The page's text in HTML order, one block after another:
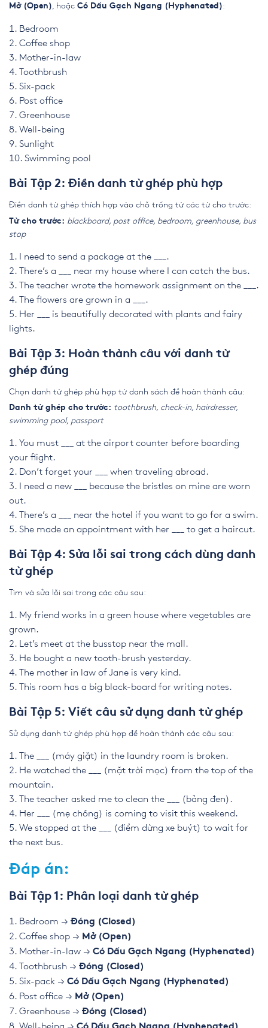
Mở (Open) , hoặc Có Dấu Gạch Ngang (Hyphenated):
Bedroom
Coffee shop
Mother-in-law
Toothbrush
Six-pack
Post office
Greenhouse
Well-being
Sunlight
Swimming pool
Bài Tập 2: Điền danh từ ghép phù hợp
Điền danh từ ghép thích hợp vào chỗ trống từ các từ cho trước:
Từ cho trước: blackboard, post office, bedroom, greenhouse, bus
stop
I need to send a package at the ___.
There’s a ___ near my house where I can catch the bus.
The teacher wrote the homework assignment on the ___.
The flowers are grown in a ___.
Her ___ is beautifully decorated with plants and fairy
lights.
Bài Tập 3: Hoàn thành câu với danh từ
ghép đúng
Chọn danh từ ghép phù hợp từ danh sách để hoàn thành câu:
Danh từ ghép cho trước: toothbrush, check-in, hairdresser,
swimming pool, passport
You must ___ at the airport counter before boarding
your flight.
Don’t forget your ___ when traveling abroad.
I need a new ___ because the bristles on mine are worn
out.
There’s a ___ near the hotel if you want to go for a swim.
She made an appointment with her ___ to get a haircut.
Bài Tập 4: Sửa lỗi sai trong cách dùng danh
từ ghép
Tìm và sửa lỗi sai trong các câu sau:
My friend works in a green house where vegetables are
grown.
Let’s meet at the busstop near the mall.
He bought a new tooth-brush yesterday.
The mother in law of Jane is very kind.
This room has a big black-board for writing notes.
Bài Tập 5: Viết câu sử dụng danh từ ghép
Sử dụng danh từ ghép phù hợp để hoàn thành các câu sau:
The ___ (máy giặt) in the laundry room is broken.
He watched the ___ (mặt trời mọc) from the top of the
mountain.
The teacher asked me to clean the ___ (bảng đen).
Her ___ (mẹ chồng) is coming to visit this weekend.
We stopped at the ___ (điểm dừng xe buýt) to wait for
the next bus.
Đáp án:
Bài Tập 1: Phân loại danh từ ghép
Bedroom → Đóng (Closed)
Coffee shop → Mở (Open)
Mother-in-law → Có Dấu Gạch Ngang (Hyphenated)
Toothbrush → Đóng (Closed)
Six-pack → Có Dấu Gạch Ngang (Hyphenated)
Post office → Mở (Open)
Greenhouse → Đóng (Closed)